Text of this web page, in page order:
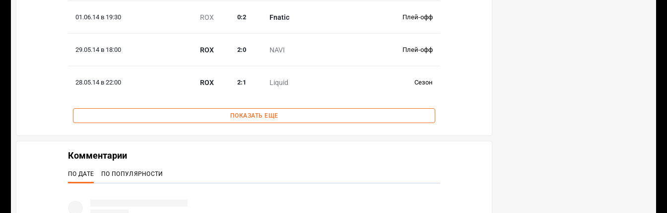
01.06.14 в 19:30 ROX Fnatic
0:2 Плей-офф
29.05.14 в 18:00 ROX NAVI
2:0 Плей-офф
28.05.14 в 22:00 ROX Liquid
2:1 Сезон
ПОКАЗАТЬ ЕЩЕ
Комментарии
ПО ДАТЕ ПО ПОПУЛЯРНОСТИ